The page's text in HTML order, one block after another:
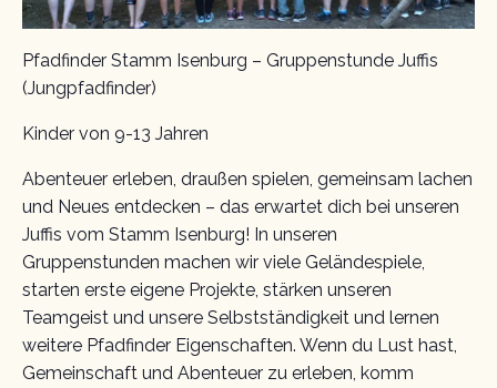
Pfadfinder Stamm Isenburg – Gruppenstunde Juffis
(Jungpfadfinder)
Kinder von 9-13 Jahren
Abenteuer erleben, draußen spielen, gemeinsam lachen
und Neues entdecken – das erwartet dich bei unseren
Juffis vom Stamm Isenburg! In unseren
Gruppenstunden machen wir viele Geländespiele,
starten erste eigene Projekte, stärken unseren
Teamgeist und unsere Selbstständigkeit und lernen
weitere Pfadfinder Eigenschaften. Wenn du Lust hast,
Gemeinschaft und Abenteuer zu erleben, komm